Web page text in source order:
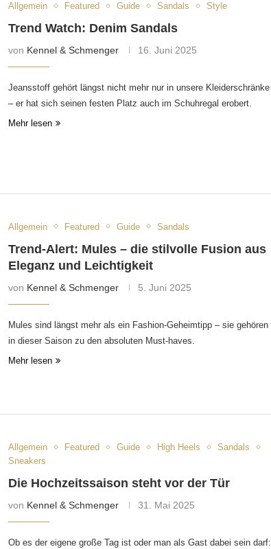
Allgemein Featured Guide Sandals Style
Trend Watch: Denim Sandals
von Kennel & Schmenger 16. Juni 2025
Jeansstoff gehört längst nicht mehr nur in unsere Kleiderschränke
– er hat sich seinen festen Platz auch im Schuhregal erobert.
Mehr lesen
Allgemein Featured Guide Sandals
Trend-Alert: Mules – die stilvolle Fusion aus
Eleganz und Leichtigkeit
von Kennel & Schmenger 5. Juni 2025
Mules sind längst mehr als ein Fashion-Geheimtipp – sie gehören
in dieser Saison zu den absoluten Must-haves.
Mehr lesen
Allgemein Featured Guide High Heels
Sandals
Sneakers
Die Hochzeitssaison steht vor der Tür
von Kennel & Schmenger 31. Mai 2025
Ob es der eigene große Tag ist oder man als Gast dabei sein darf: